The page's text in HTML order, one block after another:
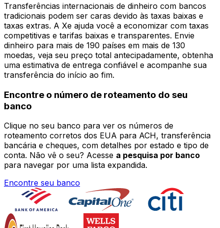
Transferências internacionais de dinheiro com bancos
tradicionais podem ser caras devido às taxas baixas e
taxas extras. A Xe ajuda você a economizar com taxas
competitivas e tarifas baixas e transparentes. Envie
dinheiro para mais de 190 países em mais de 130
moedas, veja seu preço total antecipadamente, obtenha
uma estimativa de entrega confiável e acompanhe sua
transferência do início ao fim.
Encontre o número de roteamento do seu
banco
Clique no seu banco para ver os números de
roteamento corretos dos EUA para ACH, transferência
bancária e cheques, com detalhes por estado e tipo de
conta. Não vê o seu? Acesse a pesquisa por banco
para navegar por uma lista expandida.
Encontre seu banco